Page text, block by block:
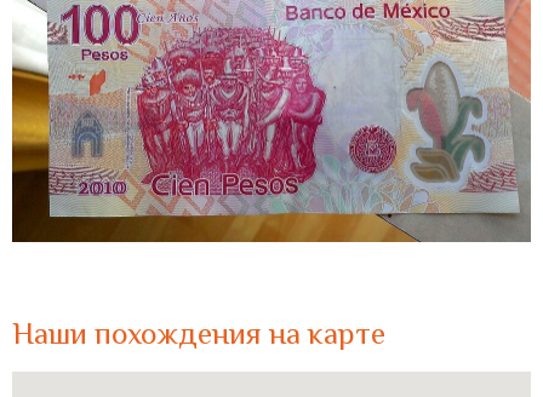
Наши похождения на карте